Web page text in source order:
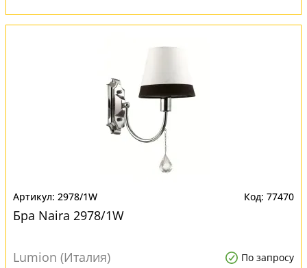
2978/1W 77470
Бра Naira 2978/1W
Lumion (Италия) По запросу